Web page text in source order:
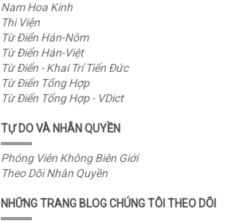
Nam Hoa Kinh
Thi Viện
Từ Điển Hán-Nôm
Từ Điển Hán-Việt
Từ Điển - Khai Trí Tiến Đức
Từ Điển Tổng Hợp
Từ Điển Tổng Hợp - VDict
TỰ DO VÀ NHÂN QUYỀN
Phóng Viên Không Biên Giới
Theo Dõi Nhân Quyền
NHỮNG TRANG BLOG CHÚNG TÔI THEO DÕI